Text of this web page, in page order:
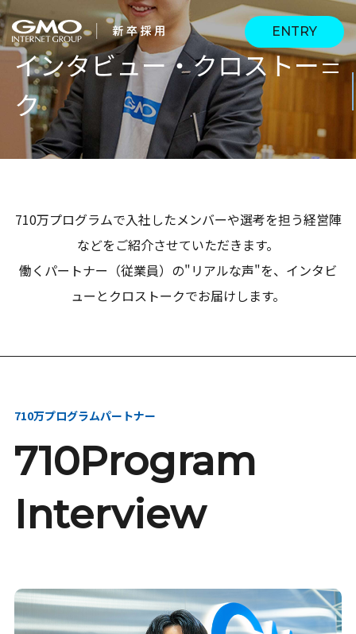
ENTRY
会社を知る
企業情報 CEOメッセージ
インタビュー・クロス
キャリアパス
働く環境
待遇・福利厚生 人財育成制度
オフィスツアー 社内イベント
AI活用
10daysインターン
ネス実践インターン
【全学年】1ヶ月ロボ
ティクスインターン
インタビュー・クロストー
ク
710万プログラムで入社したメンバーや選考を担う経営陣
などをご紹介させていただきます。
働くパートナー（従業員）の"リアルな声"を、インタビ
ューとクロストークでお届けします。
710万プログラムパートナー
710Program
Interview